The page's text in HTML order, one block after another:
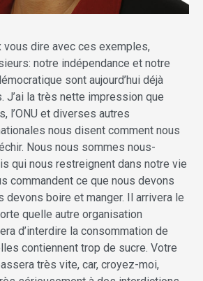
vous dire avec ces exemples,
notre indépendance et notre
sont aujourd’hui déjà
la très nette impression que
l’ONU et diverses autres
nous disent comment nous
Nous nous sommes nous-
qui nous restreignent dans notre vie
commandent ce que nous devons
devons boire et manger. Il arrivera le
quelle autre organisation
d’interdire la consommation de
contiennent trop de sucre. Votre
très vite, car, croyez-moi,